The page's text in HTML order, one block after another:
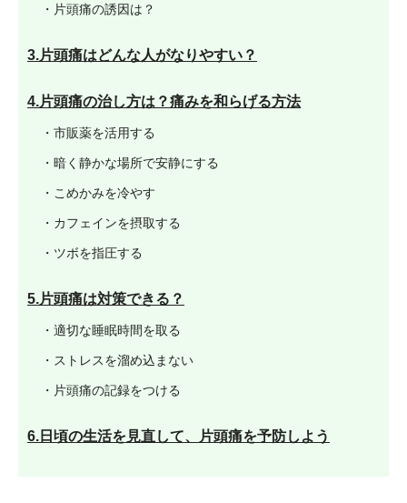
・片頭痛の誘因は？
3.片頭痛はどんな人がなりやすい？
4.片頭痛の治し方は？痛みを和らげる方法
・市販薬を活用する
・暗く静かな場所で安静にする
・こめかみを冷やす
・カフェインを摂取する
・ツボを指圧する
5.片頭痛は対策できる？
・適切な睡眠時間を取る
・ストレスを溜め込まない
・片頭痛の記録をつける
6.日頃の生活を見直して、片頭痛を予防しよう